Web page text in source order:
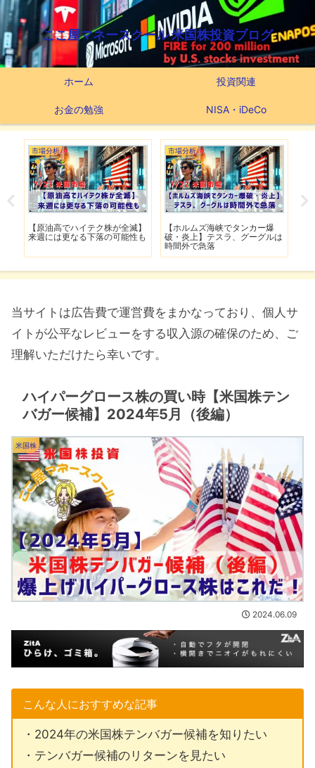
ここ屋マネースクール 米国株投資ブログ
ホーム 投資関連
お金の勉強 NISA・iDeCo
市場分析
【原油高でハイテク株が全滅】
来週には更なる下落の可能性も
市場分析
【ホルムズ海峡でタンカー爆
破・炎上】テスラ、グーグルは
時間外で急落
当サイトは広告費で運営費をまかなっており、個人サ
イトが公平なレビューをする収入源の確保のため、ご
理解いただけたら幸いです。
ハイパーグロース株の買い時【米国株テン
バガー候補】2024年5月（後編）
米国株
2024.06.09
こんな人におすすめな記事
・2024年の米国株テンバガー候補を知りたい
・テンバガー候補のリターンを見たい